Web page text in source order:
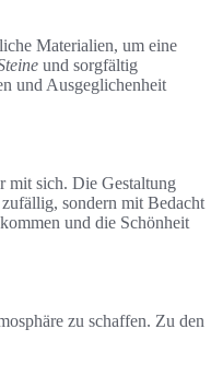
Materialien, um eine
und sorgfältig
und Ausgeglichenheit
mit sich. Die Gestaltung
sondern mit Bedacht
und die Schönheit
zu schaffen. Zu den